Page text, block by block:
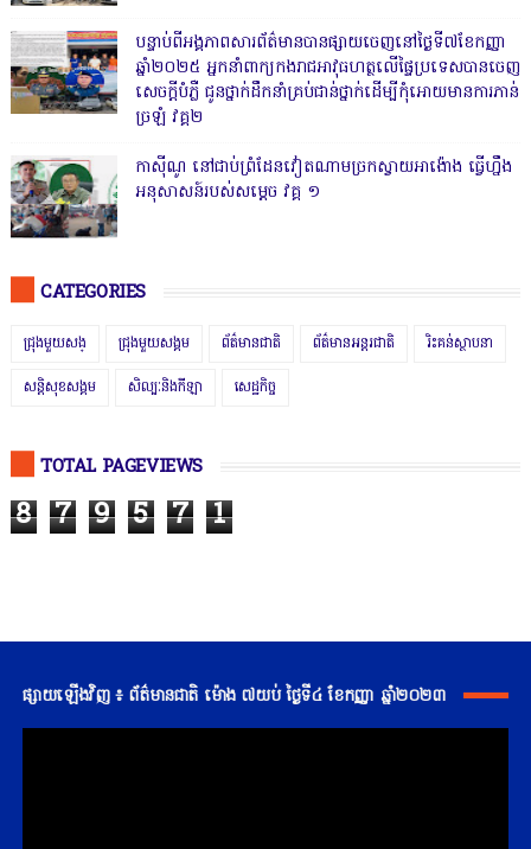
បន្ទាប់ពីអង្គភាពសារព័ត៌មានបានផ្សាយចេញនៅថ្ងៃទី៧ខែកញ្ញា
ឆ្នាំ២០២៥ អ្នកនាំពាក្យកងរាជអាវុធហត្ថលើផ្ទៃប្រទេសបានចេញ
សេចក្តីបំភ្លឺ ជូនថ្នាក់ដឹកនាំគ្រប់ជាន់ថ្នាក់ដើម្បីកុំអោយមានការភាន់
ច្រឡំ វគ្គ២
កាសុីណូ នៅជាប់ព្រំដែនវៀតណាមច្រកស្វាយអាង៉ោង ធ្វើហ្នឹង
អនុសាសន៍របស់សម្ដេច វគ្គ ១
CATEGORIES
ជ្រុងមួយសង្ ជ្រុងមួយសង្គម ព័ត៌មានជាតិ ព័ត៌មានអន្តរជាតិ រិះគន់ស្ថាបនា
សន្តិសុខសង្គម សិល្បៈនិងកីឡា សេដ្ឋកិច្ច
TOTAL PAGEVIEWS
8 7 9 5 7 1
ផ្សាយឡើងវិញ ៖ ព័ត៌មានជាតិ ម៉ោង ៧យប់ ថ្ងៃទី៤ ខែកញ្ញា ឆ្នាំ២០២៣